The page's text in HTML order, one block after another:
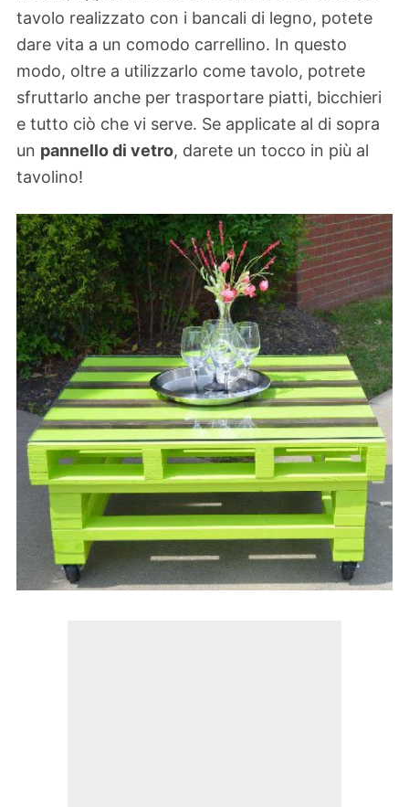
tavolo realizzato con i bancali di legno, potete
dare vita a un comodo carrellino. In questo
modo, oltre a utilizzarlo come tavolo, potrete
sfruttarlo anche per trasportare piatti, bicchieri
e tutto ciò che vi serve. Se applicate al di sopra
un pannello di vetro, darete un tocco in più al
tavolino!